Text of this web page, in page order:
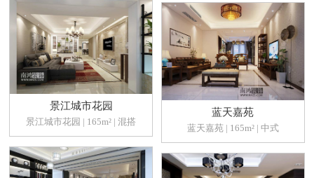
景江城市花园
景江城市花园 | 165m² | 混搭
蓝天嘉苑
蓝天嘉苑 | 165m² | 中式